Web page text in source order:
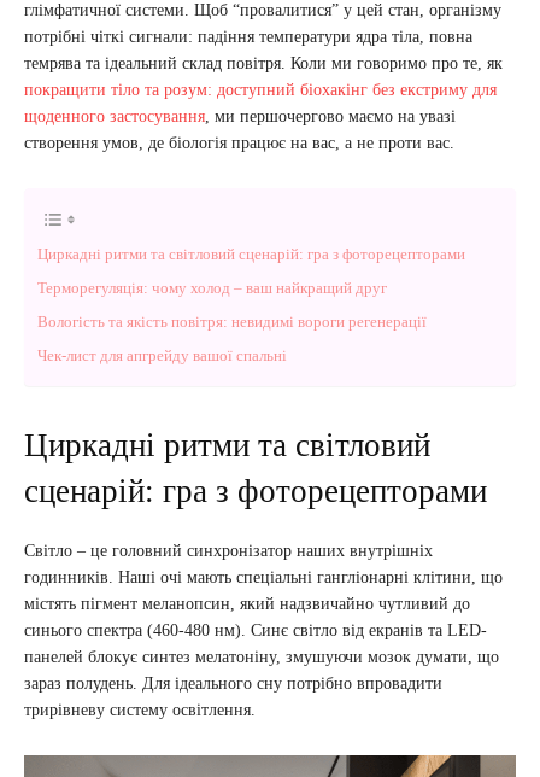
глімфатичної системи. Щоб “провалитися” у цей стан, організму
потрібні чіткі сигнали: падіння температури ядра тіла, повна
темрява та ідеальний склад повітря. Коли ми говоримо про те, як
покращити тіло та розум: доступний біохакінг без екстриму для
щоденного застосування, ми першочергово маємо на увазі
створення умов, де біологія працює на вас, а не проти вас.
Циркадні ритми та світловий сценарій: гра з фоторецепторами
Терморегуляція: чому холод – ваш найкращий друг
Вологість та якість повітря: невидимі вороги регенерації
Чек-лист для апгрейду вашої спальні
Циркадні ритми та світловий
сценарій: гра з фоторецепторами
Світло – це головний синхронізатор наших внутрішніх
годинників. Наші очі мають спеціальні гангліонарні клітини, що
містять пігмент меланопсин, який надзвичайно чутливий до
синього спектра (460-480 нм). Синє світло від екранів та LED-
панелей блокує синтез мелатоніну, змушуючи мозок думати, що
зараз полудень. Для ідеального сну потрібно впровадити
трирівневу систему освітлення.